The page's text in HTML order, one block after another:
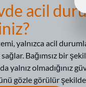
acil
yalnızca acil
Bağımsız bir
yalnız olmadığınız
gözle görülür